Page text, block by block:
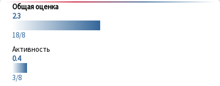
Общая оценка
2.3
18/8
Активность
0.4
3/8